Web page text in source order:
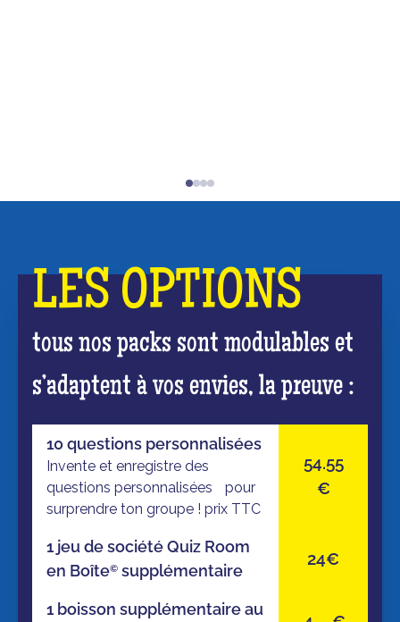
LES OPTIONS
tous nos packs sont modulables et
s’adaptent à vos envies, la preuve :
10 questions personnalisées
Invente et enregistre des
questions personnalisées pour
surprendre ton groupe ! prix TTC
54.55
€
1 jeu de société Quiz Room
en Boîte© supplémentaire
24€
1 boisson supplémentaire au